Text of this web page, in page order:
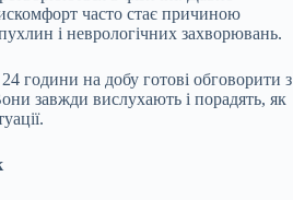
часто стає причиною
і неврологічних захворювань.
години на добу готові обговорити з
завжди вислухають і порадять, як